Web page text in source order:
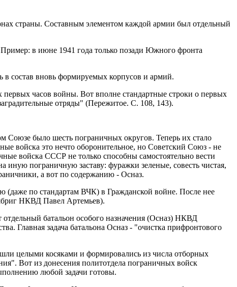
страны. Составным элементом каждой армии был отдельный
в июне 1941 года только позади Южного фронта
состав вновь формируемых корпусов и армий.
часов войны. Вот вполне стандартные строки о первых
отряды" (Пережитое. С. 108, 143).
Союзе было шесть пограничных округов. Теперь их стало
войска это нечто оборонительное, но Советский Союз - не
войска СССР не только способны самостоятельно вести
пограничную заставу: фуражки зеленые, совесть чистая,
а вот по содержанию - Осназ.
(даже по стандартам ВЧК) в Гражданской войне. После нее
НКВД Павел Артемьев).
батальон особого назначения (Осназ) НКВД
Главная задача батальона Осназ - "очистка прифронтового
целыми косяками и формировались из числа отборных
Вот из донесения политотдела пограничных войск
любой задачи готовы.